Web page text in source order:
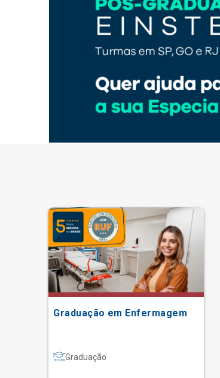
Graduação em Enfermagem
Graduação